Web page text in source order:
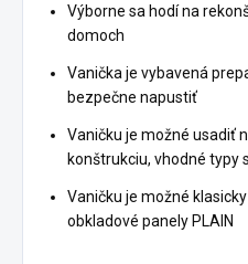
Výborne sa hodí na
domoch
Vanička je vybavená
bezpečne napustiť
Vaničku je možné usadiť
konštrukciu, vhodné typy
Vaničku je možné
obkladové panely PLAIN